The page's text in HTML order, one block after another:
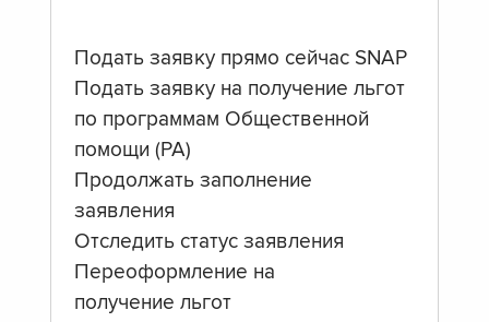
Подать заявку прямо сейчас SNAP
Подать заявку на получение льгот
по программам Общественной
помощи (PA)
Продолжать заполнение
заявления
Отследить статус заявления
Переоформление на
получение льгот